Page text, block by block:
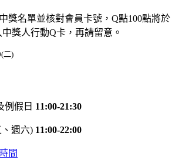
獎名單並核對會員卡號，Q點100點將於
獎人行動Q卡，再請留意。
二)
例假日 11:00-21:30
週六) 11:00-22:00
間